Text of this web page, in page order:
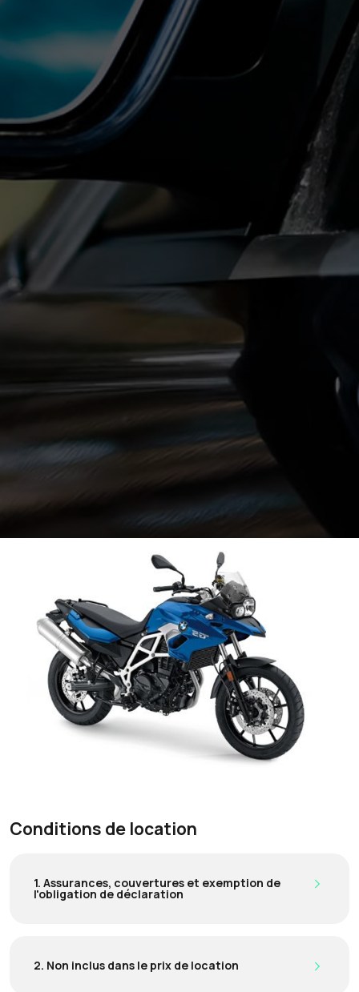
Conditions de location
1. Assurances, couvertures et exemption de
l'obligation de déclaration
2. Non inclus dans le prix de location